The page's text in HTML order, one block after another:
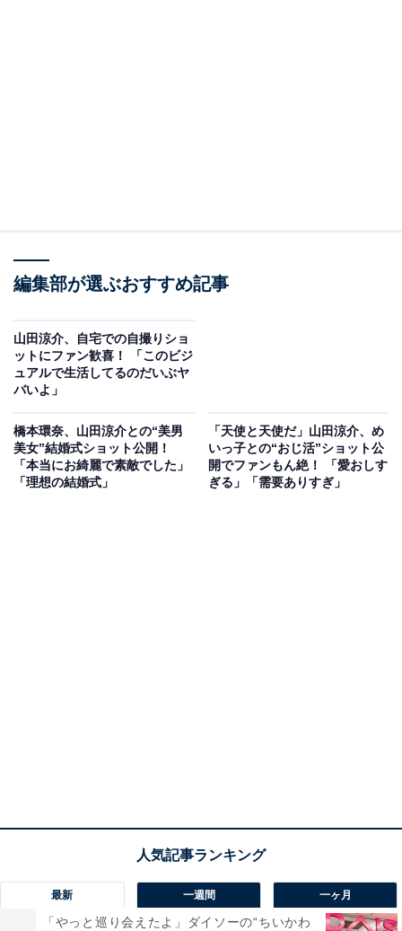
編集部が選ぶおすすめ記事
山田涼介、自宅での自撮りショ
ットにファン歓喜！ 「このビジ
ュアルで生活してるのだいぶヤ
バいよ」
橋本環奈、山田涼介との“美男
美女”結婚式ショット公開！
「本当にお綺麗で素敵でした」
「理想の結婚式」
「天使と天使だ」山田涼介、め
いっ子との“おじ活”ショット公
開でファンもん絶！ 「愛おしす
ぎる」「需要ありすぎ」
最新 一週間 一ヶ月
「やっと巡り会えたよ」ダイソーの“ちいかわ